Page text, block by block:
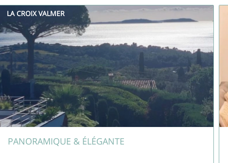
LA CROIX VALMER
PANORAMIQUE & ÉLÉGANTE